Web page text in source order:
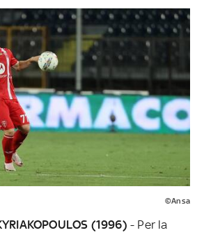
©Ansa
(1996) - Per la